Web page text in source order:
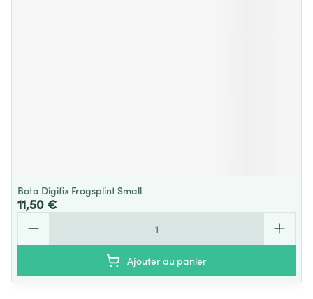
Bota Digifix Frogsplint Small
11,50 €
Ajouter au panier